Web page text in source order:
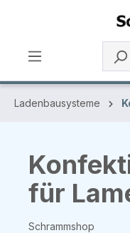
Zum Hauptinhalt
Ladenbausysteme
für
Schrammshop